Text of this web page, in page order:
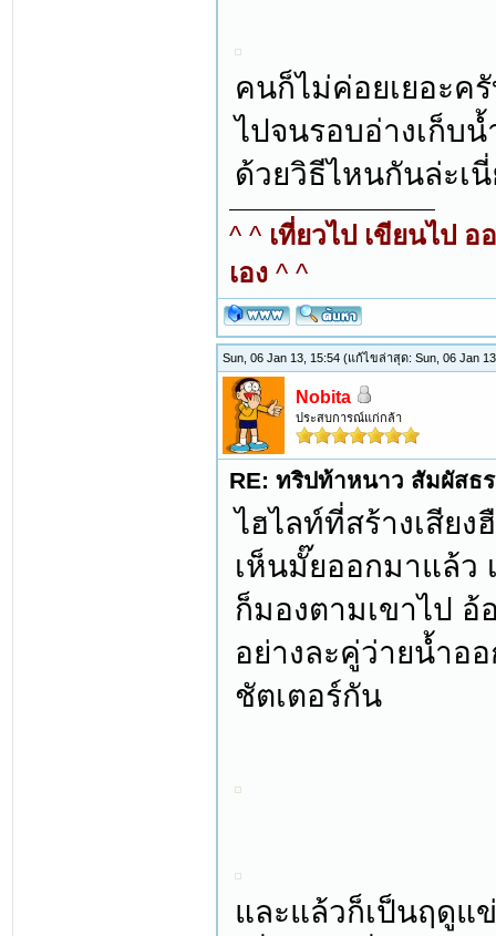
คนก็ไม่ค่อยเยอะค
ไปจนรอบอ่างเก็บ
ด้วยวิธีไหนกันล่ะเ
^ ^ เที่ยวไป เขียนไป
เอง ^ ^
Sun, 06 Jan 13, 15:54(แก้ไขล่าสุด: Sun, 06 Jan
Nobita
ประสบการณ์แก่กล้า
RE: ทริปท้าหนาว สัมผัสธ
ไฮไลท์ที่สร้างเสีย
เห็นมั๊ยออกมาแล้ว
ก็มองตามเขาไป อ้
อย่างละคู่ว่ายน้ำอ
ชัตเตอร์กัน
และแล้วก็เป็นฤดูแ